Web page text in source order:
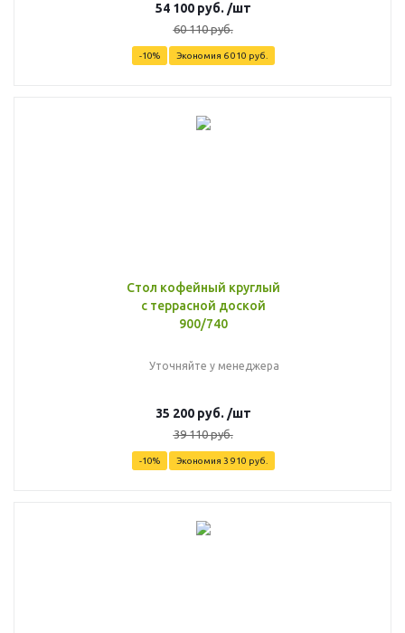
54 100руб. /шт
60 110руб.
-10% Экономия 6 010 руб.
Стол кофейный круглый
с террасной доской
900/740
Уточняйте у менеджера
35 200руб. /шт
39 110руб.
-10% Экономия 3 910 руб.